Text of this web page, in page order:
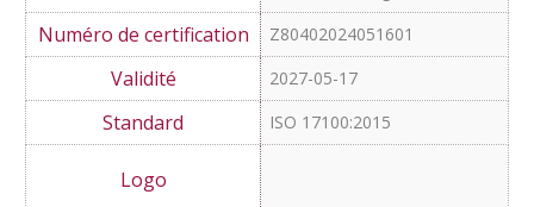
IDEM Doku GmbH
An der Zuckerfabrik 2 a/b
8442 Wolfsburg